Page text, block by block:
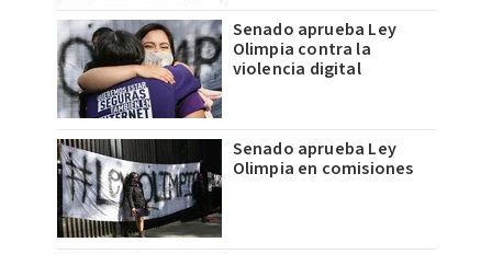
Senado aprueba Ley
Olimpia contra la
violencia digital
Senado aprueba Ley
Olimpia en comisiones